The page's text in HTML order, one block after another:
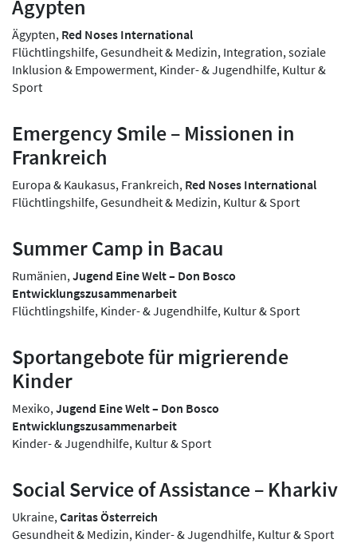
Ägypten
Ägypten, Red Noses International
Flüchtlingshilfe, Gesundheit & Medizin, Integration, soziale
Inklusion & Empowerment, Kinder- & Jugendhilfe, Kultur &
Sport
Emergency Smile – Missionen in
Frankreich
Europa & Kaukasus, Frankreich, Red Noses International
Flüchtlingshilfe, Gesundheit & Medizin, Kultur & Sport
Summer Camp in Bacau
Rumänien, Jugend Eine Welt – Don Bosco
Entwicklungszusammenarbeit
Flüchtlingshilfe, Kinder- & Jugendhilfe, Kultur & Sport
Sportangebote für migrierende
Kinder
Mexiko, Jugend Eine Welt – Don Bosco
Entwicklungszusammenarbeit
Kinder- & Jugendhilfe, Kultur & Sport
Social Service of Assistance – Kharkiv
Ukraine, Caritas Österreich
Gesundheit & Medizin, Kinder- & Jugendhilfe, Kultur & Sport